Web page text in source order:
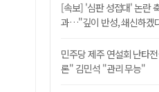
[속보] '심판 성접대' 논란
과…"깊이 반성, 쇄신하겠
민주당 제주 연설회 난타
론" 김민석 "관리 무능"